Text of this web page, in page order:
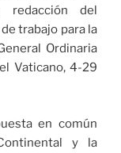
del
trabajo para la
Ordinaria
Vaticano, 4-29
en común
y la